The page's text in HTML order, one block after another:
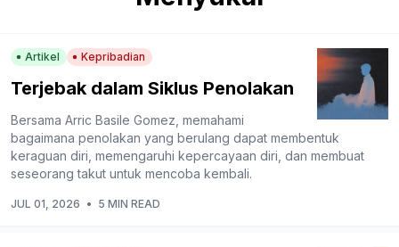
Artikel Kepribadian
Terjebak dalam Siklus Penolakan
Bersama Arric Basile Gomez, memahami
bagaimana penolakan yang berulang dapat membentuk
keraguan diri, memengaruhi kepercayaan diri, dan membuat
seseorang takut untuk mencoba kembali.
JUL 01, 2026 • 5 MIN READ